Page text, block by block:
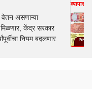
असणाऱ्या
मिळणार, केंद्र सरकार
नियम बदलणार
व्यापार-उद्योग